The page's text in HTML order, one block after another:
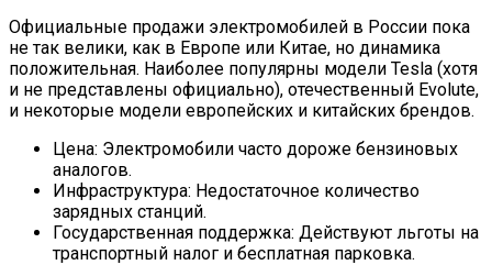
Официальные продажи электромобилей в России пока
не так велики, как в Европе или Китае, но динамика
положительная. Наиболее популярны модели Tesla (хотя
и не представлены официально), отечественный Evolute,
и некоторые модели европейских и китайских брендов.
Цена: Электромобили часто дороже бензиновых
аналогов.
Инфраструктура: Недостаточное количество
зарядных станций.
Государственная поддержка: Действуют льготы на
транспортный налог и бесплатная парковка.